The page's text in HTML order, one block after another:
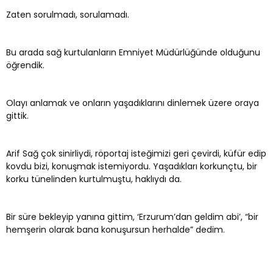
Zaten sorulmadı, sorulamadı.
Bu arada sağ kurtulanların Emniyet Müdürlüğünde olduğunu
öğrendik.
Olayı anlamak ve onların yaşadıklarını dinlemek üzere oraya
gittik.
Arif Sağ çok sinirliydi, röportaj isteğimizi geri çevirdi, küfür edip
kovdu bizi, konuşmak istemiyordu. Yaşadıkları korkunçtu, bir
korku tünelinden kurtulmuştu, haklıydı da.
Bir süre bekleyip yanına gittim, ‘Erzurum’dan geldim abi’, “bir
hemşerin olarak bana konuşursun herhalde” dedim.